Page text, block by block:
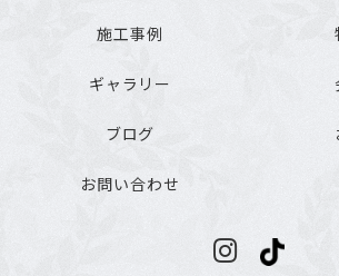
施工事例
ギャラリー
ブログ
お問い合わせ